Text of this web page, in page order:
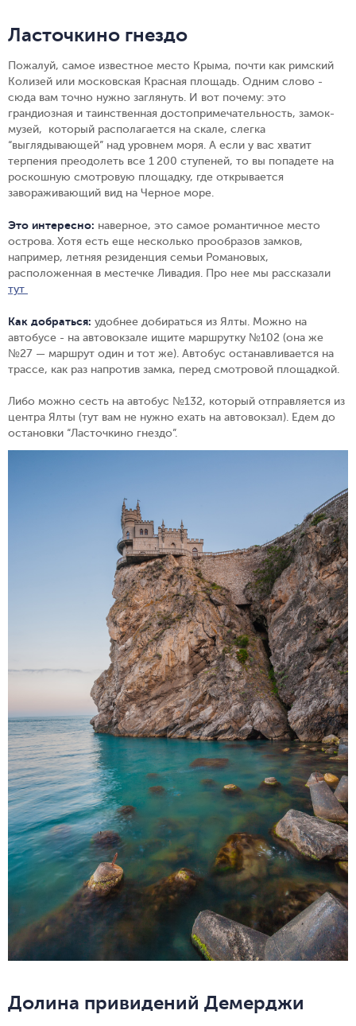
Ласточкино гнездо
Пожалуй, самое известное место Крыма, почти как римский
Колизей или московская Красная площадь. Одним слово -
сюда вам точно нужно заглянуть. И вот почему: это
грандиозная и таинственная достопримечательность, замок-
музей, который располагается на скале, слегка
“выглядывающей” над уровнем моря. А если у вас хватит
терпения преодолеть все 1 200 ступеней, то вы попадете на
роскошную смотровую площадку, где открывается
завораживающий вид на Черное море.
Это интересно: наверное, это самое романтичное место
острова. Хотя есть еще несколько прообразов замков,
например, летняя резиденция семьи Романовых,
расположенная в местечке Ливадия. Про нее мы рассказали
тут
Как добраться: удобнее добираться из Ялты. Можно на
автобусе - на автовокзале ищите маршрутку №102 (она же
№27 — маршрут один и тот же). Автобус останавливается на
трассе, как раз напротив замка, перед смотровой площадкой.
Либо можно сесть на автобус №132, который отправляется из
центра Ялты (тут вам не нужно ехать на автовокзал). Едем до
остановки “Ласточкино гнездо”.
Долина привидений Демерджи